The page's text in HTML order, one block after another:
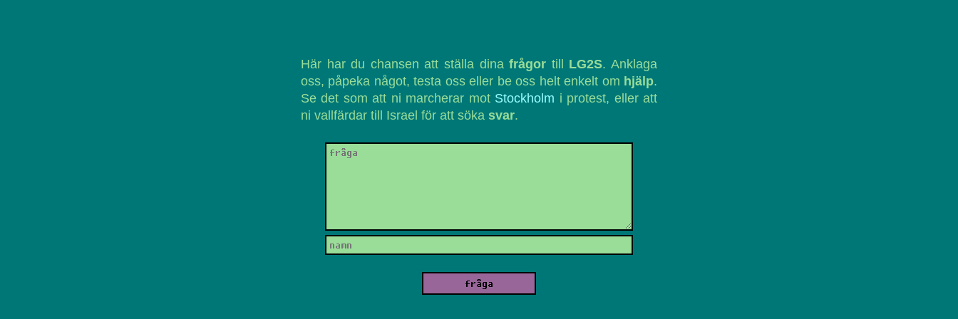
Här har du chansen att ställa dinafrågor till LG2S. Anklaga
oss, påpeka något, testa oss eller be oss helt enkelt om hjälp.
Se det som att ni marcherar mot Stockholm i protest, eller att
ni vallfärdar till Israel för att söka svar.